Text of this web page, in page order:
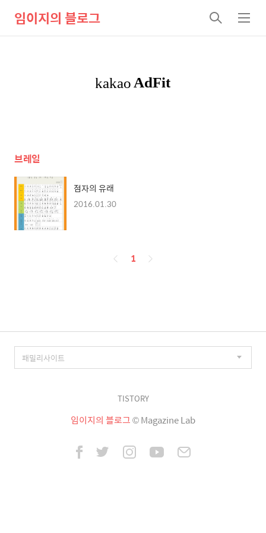
임이지의 블로그
검
색
메
뉴
브레일
점자의 유래
2016.01.30
페
1
TISTORY
임이지의 블로그© Magazine Lab